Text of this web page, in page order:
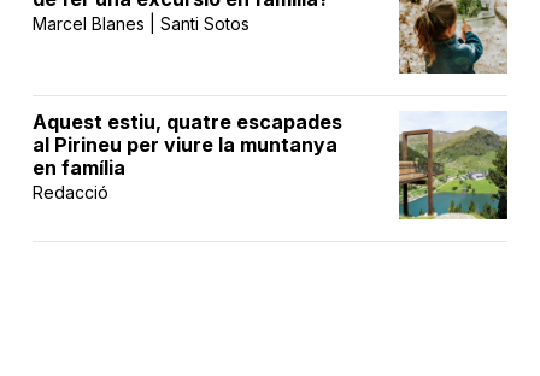
Marcel Blanes | Santi Sotos
Aquest estiu, quatre escapades
al Pirineu per viure la muntanya
en família
Redacció